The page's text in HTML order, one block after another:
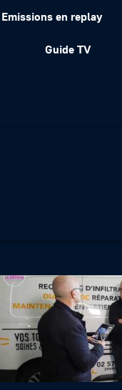
Emissions en replay
Guide TV–